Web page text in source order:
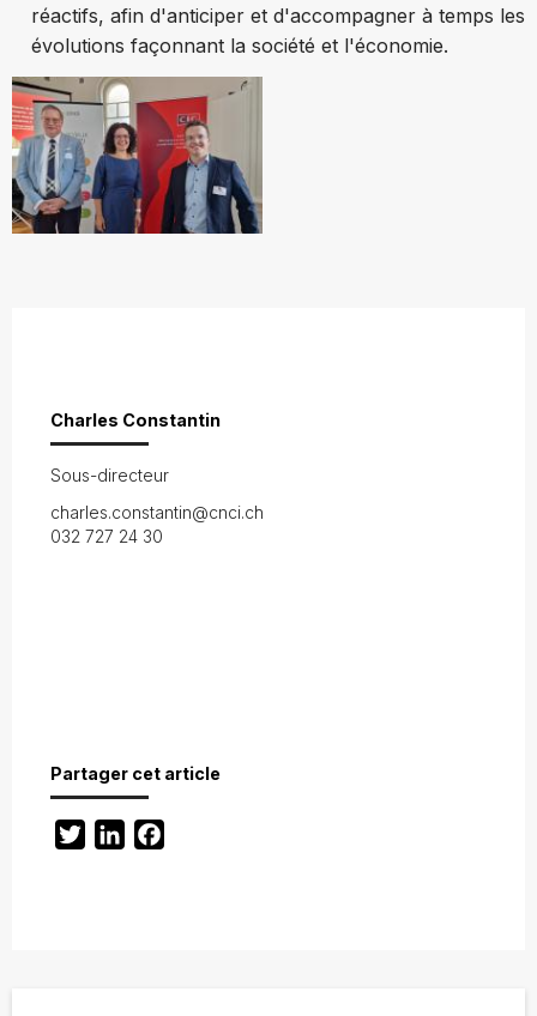
réactifs, afin d'anticiper et d'accompagner à temps les
évolutions façonnant la société et l'économie.
Charles Constantin
Sous-directeur
charles.constantin@cnci.ch
032 727 24 30
Partager cet article
TwitterLinkedIn